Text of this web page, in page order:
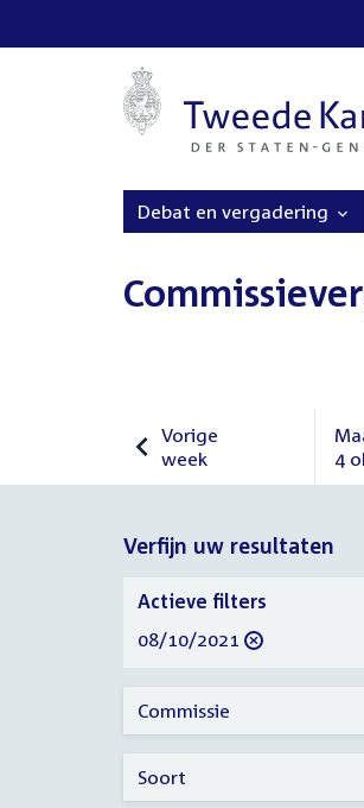
Debat en vergadering
Vorige
week
Vorige
4
Verfijn uw resultaten
Verfijn
uw
resultaten
Actieve filters
verwijder
08/10/2021
Commissie
Soort